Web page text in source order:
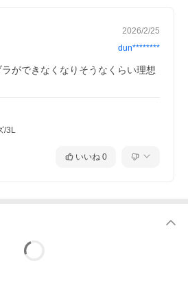
ぐりゴムフリーで解放感のあるつけ
りのゴムなし。袖ぐりが締め付けられ
がやみつきに■アンダーゴムが肌にあた
付けなので、ゴムが肌にあたらず快適■
快適につけてほしいから、バスト裏は
もありムレにくい。お肌も喜ぶこだわ
フトカップ付取り外し可能なソフトカ
・バスト下はひらっとしたデザインが
解放も、可愛さも叶えます。■表情のあ
プルながら表情のある綿９５％のリブ
ネームなのでタグのチクチク感が気に
カラーを選びたい■たくさんの人に体験
サイズ展開Mサイズから６Lサイズま
満足いただけるよう、サイズを多数揃
サイズを見つけてください。
2026/2/25
dun********
ができなくなりそうなくらい理想
/3L
いいね 0